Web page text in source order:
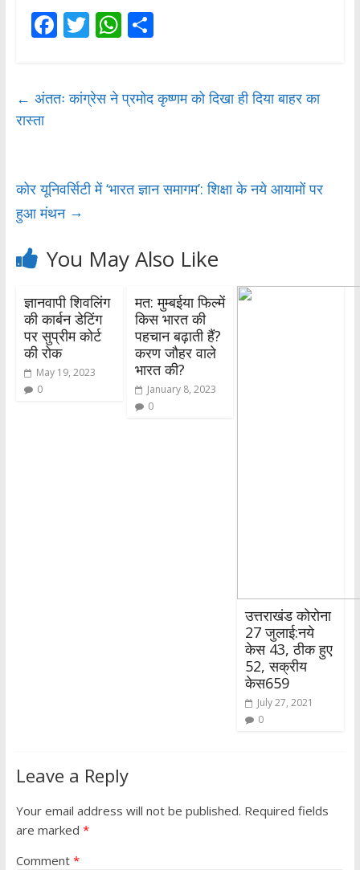
F
b
k
T
er
W
s
p
S
e
← अंततः कांग्रेस ने प्रमोद कृष्णम को दिखा ही दिया बाहर का
रास्ता
कोर यूनिवर्सिटी में ‘भारत ज्ञान समागम’: शिक्षा के नये आयामों पर
हुआ मंथन →
You May Also Like
ज्ञानवापी शिवलिंग
की कार्बन डेटिंग
पर सुप्रीम कोर्ट
की रोक
May 19, 2023
0
मत: मुम्बईया फिल्में
किस भारत की
पहचान बढ़ाती हैं?
करण जौहर वाले
भारत की?
January 8, 2023
0
उत्तराखंड कोरोना
27 जुलाई:नये
केस 43, ठीक हुए
52, सक्रीय
केस659
July 27, 2021
0
Leave a Reply
Your email address will not be published. Required fields
are marked *
Comment *